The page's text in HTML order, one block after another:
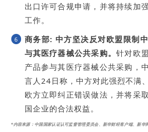
出口许可合规申请，并将持续加
工作。
6
商务部: 中方坚决反对欧盟限制
与其医疗器械公共采购。针对欧
产品参与其医疗器械公共采购，
言人24日称，中方对此强烈不满
欧方立即纠正错误做法，并将采
国企业的合法权益。
*内容来源： 中国国家认证认可监督管理委员会、新华财经客户端、新华